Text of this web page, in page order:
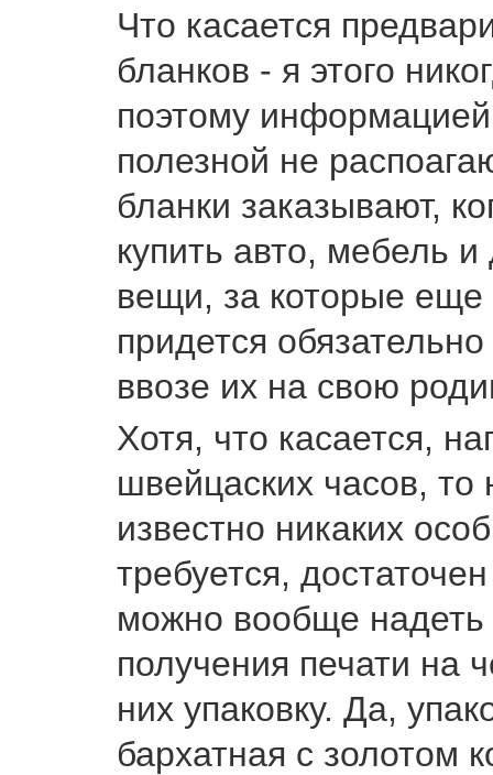
Что касается
бланков - я этого
поэтому
полезной не
бланки заказывают,
купить авто, мебель
вещи, за которые
придется
ввозе их на свою
Хотя, что касается,
швейцаских часов, то
известно никаких
требуется,
можно вообще надеть
получения печати на
них упаковку. Да,
бархатная с золотом